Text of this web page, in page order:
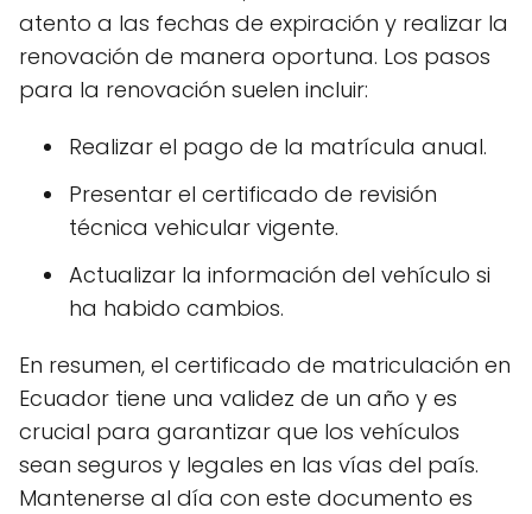
atento a las fechas de expiración y realizar la
renovación de manera oportuna. Los pasos
para la renovación suelen incluir:
Realizar el pago de la matrícula anual.
Presentar el certificado de revisión
técnica vehicular vigente.
Actualizar la información del vehículo si
ha habido cambios.
En resumen, el certificado de matriculación en
Ecuador tiene una validez de un año y es
crucial para garantizar que los vehículos
sean seguros y legales en las vías del país.
Mantenerse al día con este documento es